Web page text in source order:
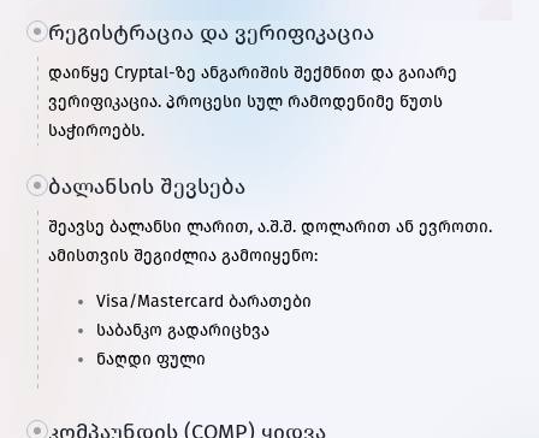
რეგისტრაცია და ვერიფიკაცია
დაიწყე Cryptal-ზე ანგარიშის შექმნით და გაიარე
ვერიფიკაცია. პროცესი სულ რამოდენიმე წუთს
საჭიროებს.
ბალანსის შევსება
შეავსე ბალანსი ლარით, ა.შ.შ. დოლარით ან ევროთი.
ამისთვის შეგიძლია გამოიყენო:
Visa/Mastercard ბარათები
საბანკო გადარიცხვა
ნაღდი ფული
კომპაუნდის (COMP) ყიდვა